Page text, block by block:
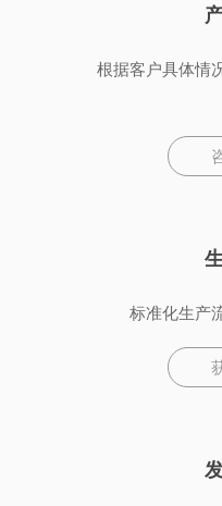
根据客户具体情
标准化生产